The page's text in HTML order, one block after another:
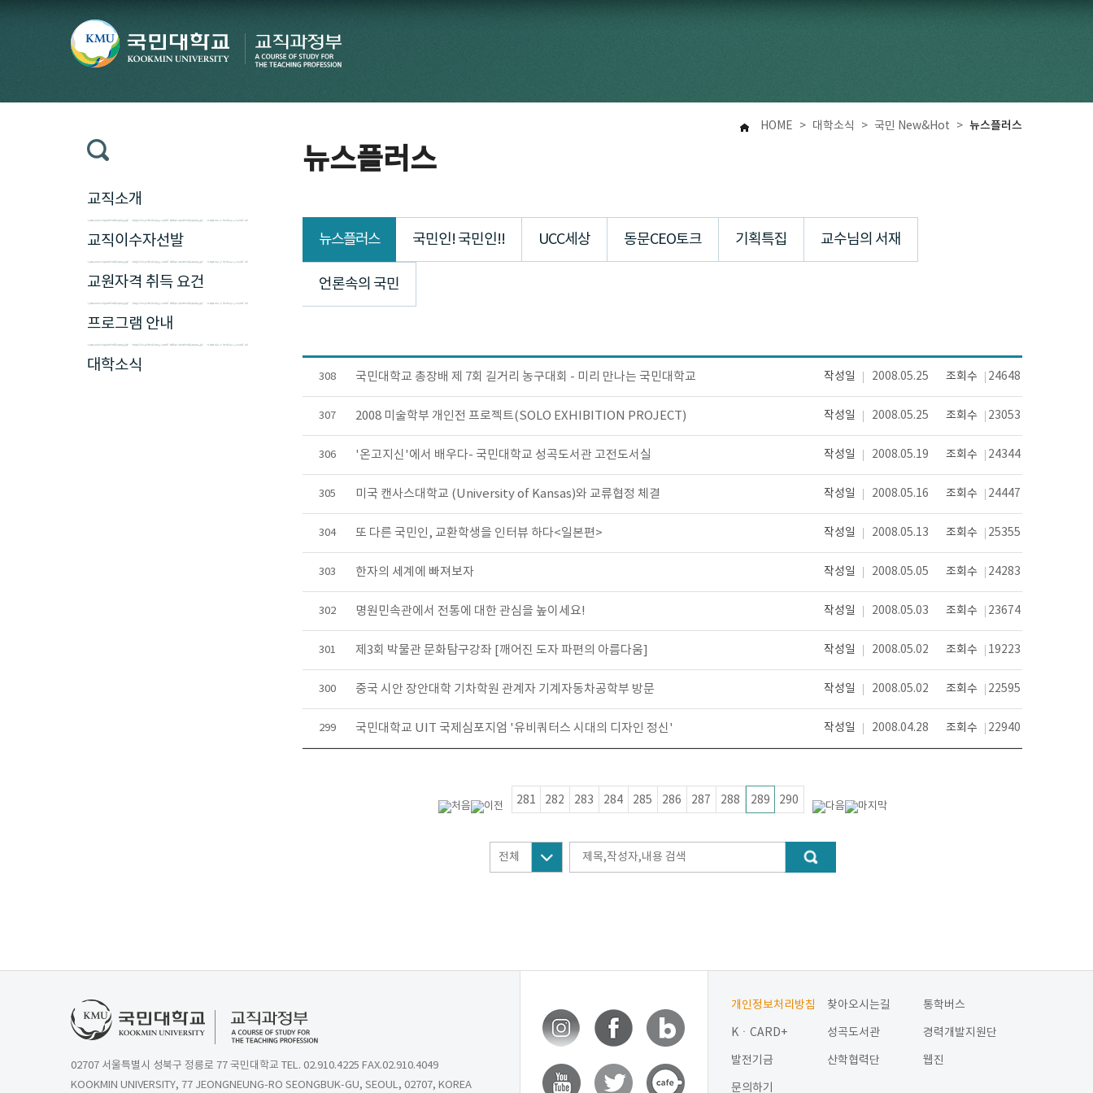
HOME > 대학소식 > 국민 New&Hot > 뉴스플러스
교직소개
교직이수자선발
교원자격 취득 요건
프로그램 안내
대학소식
뉴스플러스
뉴스플러스 국민인! 국민인!! UCC세상 동문CEO토크 기획특집 교수님의 서재
언론속의 국민
308 국민대학교 총장배 제 7회 길거리 농구대회 - 미리 만나는 국민대학교 작성일 2008.05.25 조회수 24648
307 2008 미술학부 개인전 프로젝트(SOLO EXHIBITION PROJECT) 작성일 2008.05.25 조회수 23053
306 '온고지신'에서 배우다- 국민대학교 성곡도서관 고전도서실 작성일 2008.05.19 조회수 24344
305 미국 캔사스대학교 (University of Kansas)와 교류협정 체결 작성일 2008.05.16 조회수 24447
304 또 다른 국민인, 교환학생을 인터뷰 하다<일본편> 작성일 2008.05.13 조회수 25355
303 한자의 세계에 빠져보자 작성일 2008.05.05 조회수 24283
302 명원민속관에서 전통에 대한 관심을 높이세요! 작성일 2008.05.03 조회수 23674
301 제3회 박물관 문화탐구강좌 [깨어진 도자 파편의 아름다움] 작성일 2008.05.02 조회수 19223
300 중국 시안 장안대학 기차학원 관계자 기계자동차공학부 방문 작성일 2008.05.02 조회수 22595
299 국민대학교 UIT 국제심포지엄 '유비쿼터스 시대의 디자인 정신' 작성일 2008.04.28 조회수 22940
281 282 283 284 285 286 287 288 289 290
02707 서울특별시 성북구 정릉로 77 국민대학교 TEL. 02.910.4225 FAX.02.910.4049
KOOKMIN UNIVERSITY, 77 JEONGNEUNG-RO SEONGBUK-GU, SEOUL, 02707, KOREA
개인정보처리방침 찾아오시는길 통학버스
KㆍCARD+ 성곡도서관 경력개발지원단
발전기금 산학협력단 웹진
문의하기